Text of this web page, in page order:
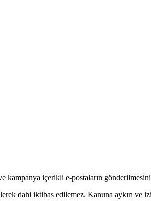
kampanya içerikli e-postaların
dahi iktibas edilemez. Kanuna aykırı ve